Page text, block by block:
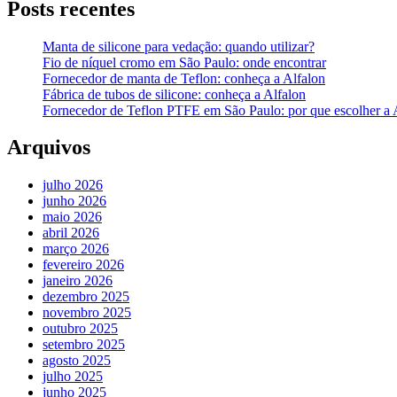
Posts recentes
Manta de silicone para vedação: quando utilizar?
Fio de níquel cromo em São Paulo: onde encontrar
Fornecedor de manta de Teflon: conheça a Alfalon
Fábrica de tubos de silicone: conheça a Alfalon
Fornecedor de Teflon PTFE em São Paulo: por que escolher a
Arquivos
julho 2026
junho 2026
maio 2026
abril 2026
março 2026
fevereiro 2026
janeiro 2026
dezembro 2025
novembro 2025
outubro 2025
setembro 2025
agosto 2025
julho 2025
junho 2025